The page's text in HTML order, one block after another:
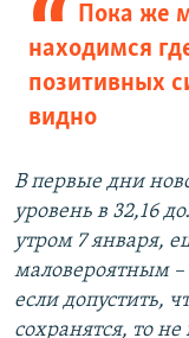
Пока же
находимся
позитивных
видно
В первые дни
уровень в 32,16
утром 7 января,
маловероятным –
если допустить,
сохранятся, то